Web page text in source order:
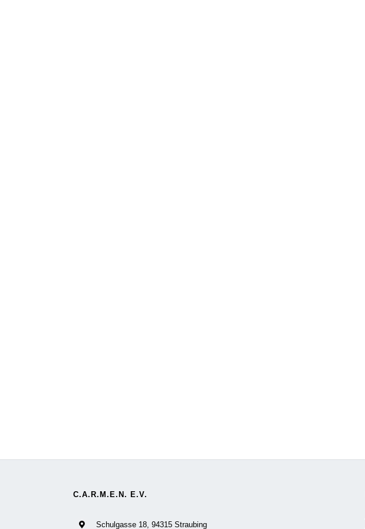
C.A.R.M.E.N. E.V.
Schulgasse 18, 94315 Straubing